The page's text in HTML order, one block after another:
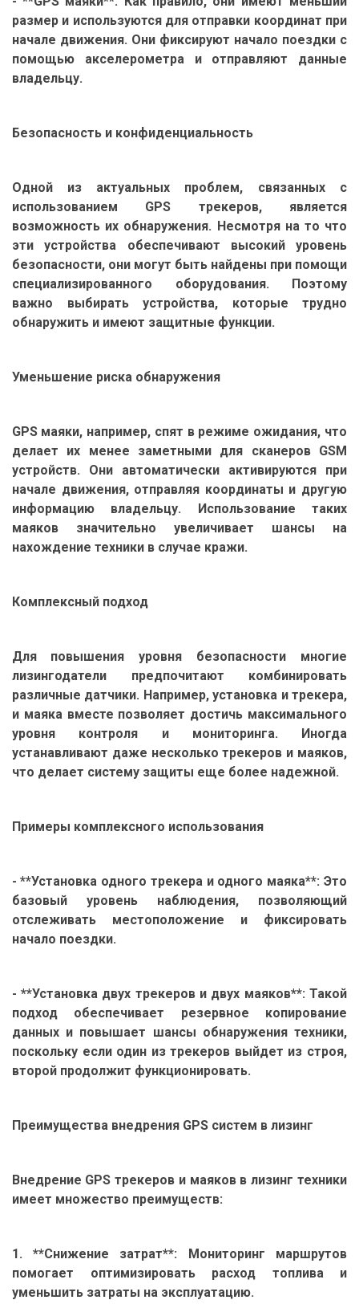
размер и используются для отправки координат при
начале движения. Они фиксируют начало поездки с
помощью акселерометра и отправляют данные
владельцу.
Безопасность и конфиденциальность
Одной из актуальных проблем, связанных с
использованием GPS трекеров, является
возможность их обнаружения. Несмотря на то что
эти устройства обеспечивают высокий уровень
безопасности, они могут быть найдены при помощи
специализированного оборудования. Поэтому
важно выбирать устройства, которые трудно
обнаружить и имеют защитные функции.
Уменьшение риска обнаружения
GPS маяки, например, спят в режиме ожидания, что
делает их менее заметными для сканеров GSM
устройств. Они автоматически активируются при
начале движения, отправляя координаты и другую
информацию владельцу. Использование таких
маяков значительно увеличивает шансы на
нахождение техники в случае кражи.
Комплексный подход
Для повышения уровня безопасности многие
лизингодатели предпочитают комбинировать
различные датчики. Например, установка и трекера,
и маяка вместе позволяет достичь максимального
уровня контроля и мониторинга. Иногда
устанавливают даже несколько трекеров и маяков,
что делает систему защиты еще более надежной.
Примеры комплексного использования
- **Установка одного трекера и одного маяка**: Это
базовый уровень наблюдения, позволяющий
отслеживать местоположение и фиксировать
начало поездки.
- **Установка двух трекеров и двух маяков**: Такой
подход обеспечивает резервное копирование
данных и повышает шансы обнаружения техники,
поскольку если один из трекеров выйдет из строя,
второй продолжит функционировать.
Преимущества внедрения GPS систем в лизинг
Внедрение GPS трекеров и маяков в лизинг техники
имеет множество преимуществ:
1. **Снижение затрат**: Мониторинг маршрутов
помогает оптимизировать расход топлива и
уменьшить затраты на эксплуатацию.